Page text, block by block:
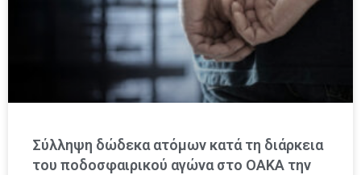
Σύλληψη δώδεκα ατόμων κατά τη διάρκεια
του ποδοσφαιρικού αγώνα στο ΟΑΚΑ την